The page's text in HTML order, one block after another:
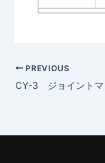
PREVIOUS
CY-3 ジョイントマ